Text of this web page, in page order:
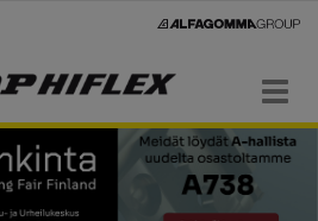
Navigaatio